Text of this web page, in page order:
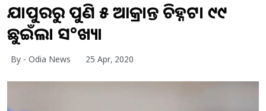
ଯାଜପୁରରୁ ପୁଣି ୫ ଆକ୍ରାନ୍ତ ଚିହ୍ନଟ। ୯୯
ଛୁଇଁଲା ସ°ଖ୍ୟା
By - Odia News 25 Apr, 2020